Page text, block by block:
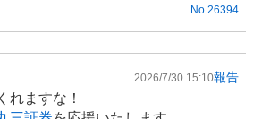
No. 26394
2026/7/30 15:10報告
れますな！